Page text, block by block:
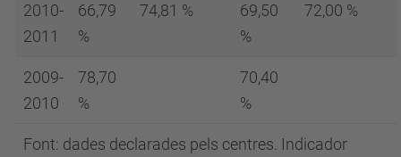
Font: dades declarades pels centres. Indicador
2010-
2011
66,79
%
74,81 %
69,50
%
72,00 %
2009-
2010
78,70
%
70,40
%